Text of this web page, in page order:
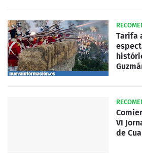
Tarifa
VI
de